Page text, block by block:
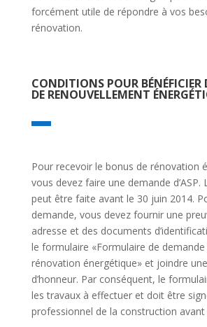
forcément utile de répondre à vos
rénovation.
CONDITIONS POUR BÉNÉFICIER
DE RENOUVELLEMENT
Pour recevoir le bonus de rénovation
vous devez faire une demande d’ASP.
peut être faite avant le 30 juin 2014.
demande, vous devez fournir une
adresse et des documents
le formulaire «Formulaire de
rénovation énergétique» et joindre
d’honneur. Par conséquent, le
les travaux à effectuer et doit être
professionnel de la construction